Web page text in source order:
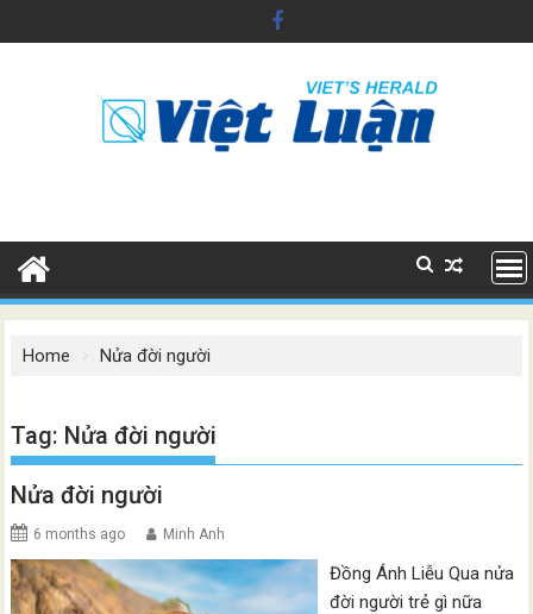
to
Home Nửa đời người
Tag: Nửa đời người
Nửa đời người
6 months ago Minh Anh
Đồng Ánh Liễu Qua nửa
đời người trẻ gì nữa